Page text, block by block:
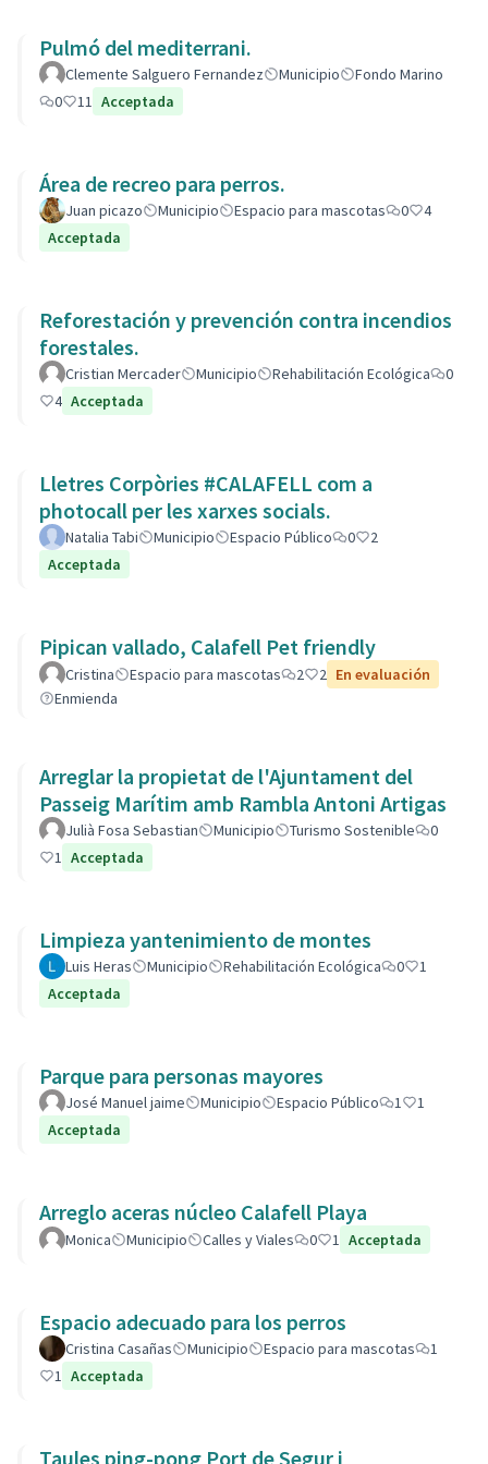
Pulmó del mediterrani.
Clemente Salguero Fernandez Municipio
Fondo Marino
0
11 Acceptada
Área de recreo para perros.
Juan picazo Municipio Espacio para mascotas 0
4
Acceptada
Reforestación y prevención contra incendios
forestales.
Cristian Mercader Municipio Rehabilitación Ecológica
0
4 Acceptada
Lletres Corpòries #CALAFELL com a
photocall per les xarxes socials.
Natalia Tabi Municipio Espacio Público 0
2
Acceptada
Pipican vallado, Calafell Pet friendly
Cristina Espacio para mascotas 2 2 En evaluación
Enmienda
Arreglar la propietat de l'Ajuntament del
Passeig Marítim amb Rambla Antoni Artigas
Julià Fosa Sebastian Municipio Turismo Sostenible
0
1 Acceptada
Limpieza yantenimiento de montes
Luis Heras Municipio Rehabilitación Ecológica 0
1
Acceptada
Parque para personas mayores
José Manuel jaime Municipio Espacio Público 1
1
Acceptada
Arreglo aceras núcleo Calafell Playa
Monica Municipio Calles y Viales 0 1 Acceptada
Espacio adecuado para los perros
Cristina Casañas Municipio Espacio para mascotas
1
1 Acceptada
Taules ping-pong Port de Segur i